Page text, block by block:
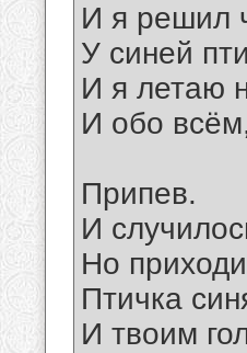
И я решил
У синей
И я летаю
И обо
Припев.
И
Но
Птичка
И твоим